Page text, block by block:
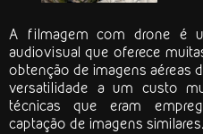
A filmagem com drone é
audiovisual que oferece
obtenção de imagens aéreas
versatilidade a um custo
técnicas que eram
captação de imagens similares.